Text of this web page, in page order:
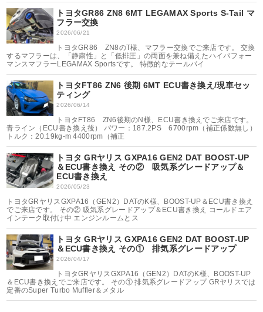
トヨタGR86 ZN8 6MT LEGAMAX Sports S-Tail マ
フラー交換
2026/06/21
トヨタGR86 ZN8のT様、マフラー交換でご来店です。 交換
するマフラーは、「静粛性」と「低排圧」の両面を兼ね備えたハイパフォー
マンスマフラーLEGAMAX Sportsです。 特徴的なテールパイ
トヨタFT86 ZN6 後期 6MT ECU書き換え/現車セッ
ティング
2026/06/14
トヨタFT86 ZN6後期のN様、ECU書き換えでご来店です。
青ライン（ECU書き換え後） パワー：187.2PS 6700rpm（補正係数無し）
トルク：20.19kg-m 4400rpm（補正
トヨタ GRヤリス GXPA16 GEN2 DAT BOOST-UP
＆ECU書き換え その② 吸気系グレードアップ＆
ECU書き換え
2026/05/23
トヨタGRヤリスGXPA16（GEN2）DATのK様、BOOST-UP＆ECU書き換え
でご来店です。 その② 吸気系グレードアップ＆ECU書き換え コールドエア
インテーク取付け中 エンジンルームとス
トヨタ GRヤリス GXPA16 GEN2 DAT BOOST-UP
＆ECU書き換え その① 排気系グレードアップ
2026/04/17
トヨタGRヤリスGXPA16（GEN2）DATのK様、BOOST-UP
＆ECU書き換えでご来店です。 その① 排気系グレードアップ GRヤリスでは
定番のSuper Turbo Muffler＆メタル